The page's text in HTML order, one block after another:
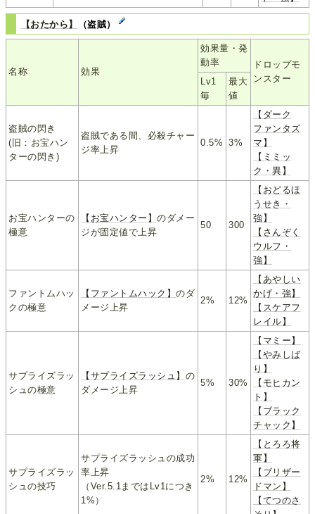
【おたから】 （盗賊）
名称 効果
効果量・発
動率
ドロップモ
ンスター
Lv1
毎
最大
値
盗賊の閃き
(旧：お宝ハン
ターの閃き)
盗賊である間、必殺チャー
ジ率上昇
0.5% 3%
【ダーク
ファンタズ
マ】
【ミミッ
ク・異】
お宝ハンターの
極意
【お宝ハンター】のダメー
ジが固定値で上昇
50 300
【おどるほ
うせき・
強】
【さんぞく
ウルフ・
強】
ファントムハッ
クの極意
【ファントムハック】のダ
メージ上昇
2% 12%
【あやしい
かげ・強】
【スケアフ
レイル】
サプライズラッ
シュの極意
【サプライズラッシュ】 の
ダメージ上昇
5% 30%
【マミー】
【やみしば
り】
【モヒカン
ト】
【ブラック
チャック】
サプライズラッ
シュの技巧
サプライズラッシュの成功
率上昇
（Ver.5.1まではLv1につき
1%）
2% 12%
【とろろ将
軍】
【ブリザー
ドマン】
【てつのさ